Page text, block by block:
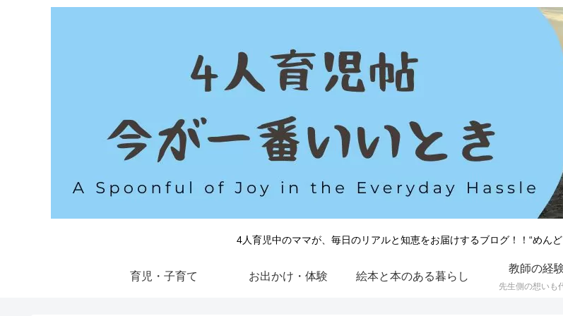
4人育児中のママが、毎日のリアルと知恵をお届けするブログ！！“めん
育児・子育て お出かけ・体験 絵本と本のある暮らし
教師の経
先生側の想いも